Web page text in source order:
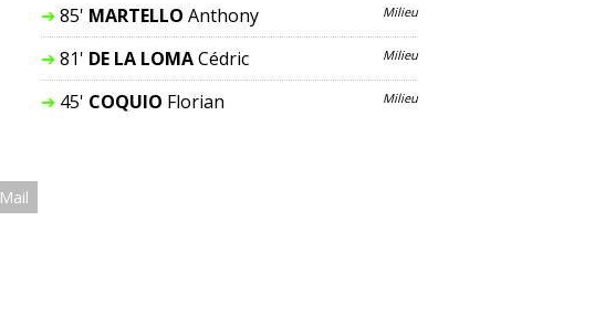
➔85' MARTELLO Anthony Milieu
➔81' DE LA LOMACédric Milieu
➔45' COQUIO Florian Milieu
Mail